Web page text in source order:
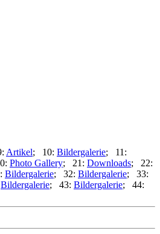
Artikel; 10: Bildergalerie; 11:
Photo Gallery; 21: Downloads; 22:
Bildergalerie; 32: Bildergalerie; 33:
Bildergalerie; 43: Bildergalerie; 44: